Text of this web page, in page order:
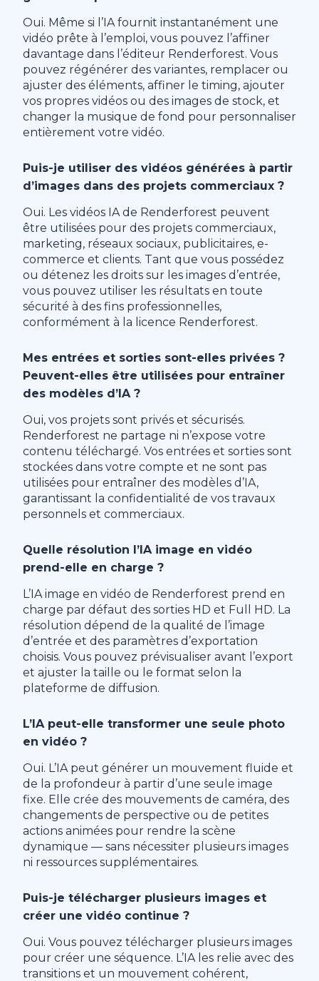
Oui. Même si l’IA fournit instantanément une
vidéo prête à l’emploi, vous pouvez l’affiner
davantage dans l’éditeur Renderforest. Vous
pouvez régénérer des variantes, remplacer ou
ajuster des éléments, affiner le timing, ajouter
vos propres vidéos ou des images de stock, et
changer la musique de fond pour personnaliser
entièrement votre vidéo.
Puis-je utiliser des vidéos générées à partir
d’images dans des projets commerciaux ?
Oui. Les vidéos IA de Renderforest peuvent
être utilisées pour des projets commerciaux,
marketing, réseaux sociaux, publicitaires, e-
commerce et clients. Tant que vous possédez
ou détenez les droits sur les images d’entrée,
vous pouvez utiliser les résultats en toute
sécurité à des fins professionnelles,
conformément à la licence Renderforest.
Mes entrées et sorties sont-elles privées ?
Peuvent-elles être utilisées pour entraîner
des modèles d’IA ?
Oui, vos projets sont privés et sécurisés.
Renderforest ne partage ni n’expose votre
contenu téléchargé. Vos entrées et sorties sont
stockées dans votre compte et ne sont pas
utilisées pour entraîner des modèles d’IA,
garantissant la confidentialité de vos travaux
personnels et commerciaux.
Quelle résolution l’IA image en vidéo
prend-elle en charge ?
L’IA image en vidéo de Renderforest prend en
charge par défaut des sorties HD et Full HD. La
résolution dépend de la qualité de l’image
d’entrée et des paramètres d’exportation
choisis. Vous pouvez prévisualiser avant l’export
et ajuster la taille ou le format selon la
plateforme de diffusion.
L’IA peut-elle transformer une seule photo
en vidéo ?
Oui. L’IA peut générer un mouvement fluide et
de la profondeur à partir d’une seule image
fixe. Elle crée des mouvements de caméra, des
changements de perspective ou de petites
actions animées pour rendre la scène
dynamique — sans nécessiter plusieurs images
ni ressources supplémentaires.
Puis-je télécharger plusieurs images et
créer une vidéo continue ?
Oui. Vous pouvez télécharger plusieurs images
pour créer une séquence. L’IA les relie avec des
transitions et un mouvement cohérent,